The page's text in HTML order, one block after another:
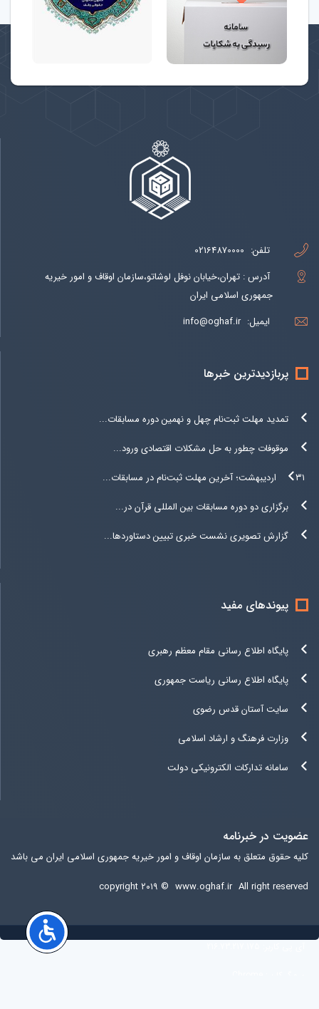
تلفن: 02164870000
آدرس : تهران،خیابان نوفل لوشاتو،سازمان اوقاف و امور خیریه
جمهوری اسلامی ایران
ایمیل: info@oghaf.ir
پربازدیدترین خبرها
تمدید مهلت ثبت‌نام چهل و نهمین دوره مسابقات...
موقوفات چطور به حل مشکلات اقتصادی ورود...
۳۱ اردیبهشت؛ آخرین مهلت ثبت‌نام در مسابقات...
برگزاری دو دوره مسابقات بین المللی قرآن در...
گزارش تصویری نشست خبری تبیین دستاوردها...
پیوندهای مفید
پایگاه اطلاع رسانی مقام معظم رهبری
پایگاه اطلاع رسانی ریاست جمهوری
سایت آستان قدس رضوی
وزارت فرهنگ و ارشاد اسلامی
سامانه تدارکات الکترونیکی دولت
عضویت در خبرنامه
کلیه حقوق متعلق به سازمان اوقاف و امور خیریه جمهوری اسلامی ایران می باشد
copyright ۲۰۱۹ © www.oghaf.ir All right reserved